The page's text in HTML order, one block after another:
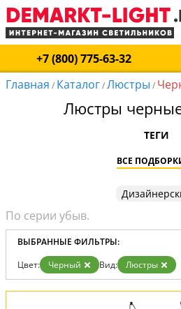
+7 (800) 775-63-32
Главная / Каталог/Люстры /
Люстры
ТЕГИ
ВСЕ
ВЫБРАННЫЕ ФИЛЬТРЫ:
Цвет: Черный Вид: Люстры